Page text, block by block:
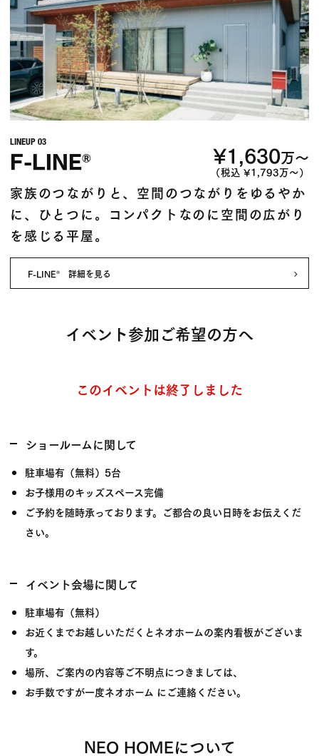
LINEUP 03
F-LINE® ¥1,630万〜
（税込 ¥1,793万〜）
家族のつながりと、空間のつながりをゆるやか
に、ひとつに。コンパクトなのに空間の広がり
を感じる平屋。
F-LINE® 詳細を見る
イベント参加ご希望の方へ
このイベントは終了しました
ショールームに関して
駐車場有（無料）5台
お子様用のキッズスペース完備
ご予約を随時承っております。ご都合の良い日時をお伝えくだ
さい。
イベント会場に関して
駐車場有（無料）
お近くまでお越しいただくとネオホームの案内看板がございま
す。
場所、ご案内の内容等ご不明点につきましては、
お手数ですが一度ネオホーム にご連絡ください。
NEO HOMEについて